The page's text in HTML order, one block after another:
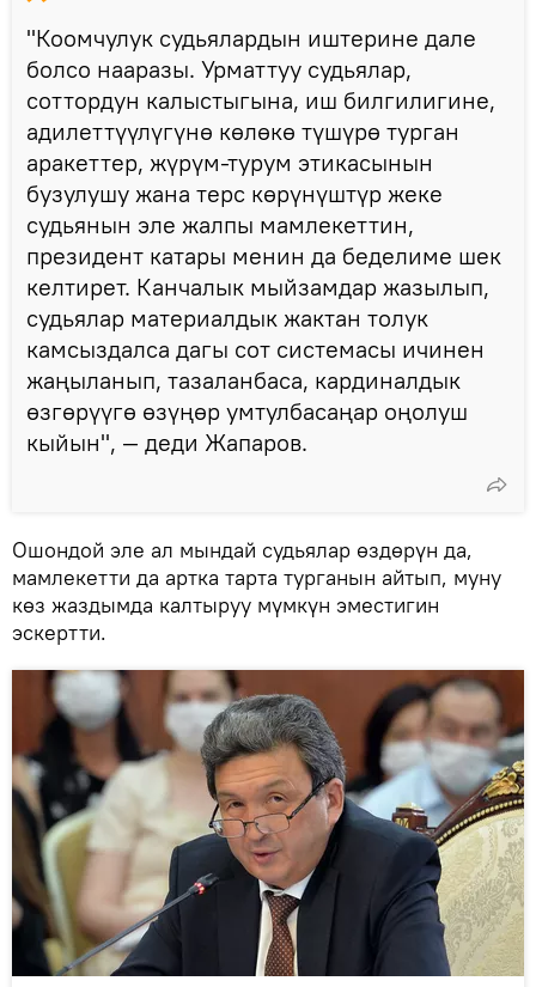
"Коомчулук судьялардын иштерине дале
болсо нааразы. Урматтуу судьялар,
соттордун калыстыгына, иш билгилигине,
адилеттүүлүгүнө көлөкө түшүрө турган
аракеттер, жүрүм-турум этикасынын
бузулушу жана терс көрүнүштүр жеке
судьянын эле жалпы мамлекеттин,
президент катары менин да беделиме шек
келтирет. Канчалык мыйзамдар жазылып,
судьялар материалдык жактан толук
камсыздалса дагы сот системасы ичинен
жаңыланып, тазаланбаса, кардиналдык
өзгөрүүгө өзүңөр умтулбасаңар оңолуш
кыйын", — деди Жапаров.
Ошондой эле ал мындай судьялар өздөрүн да,
мамлекетти да артка тарта турганын айтып, муну
көз жаздымда калтыруу мүмкүн эместигин
эскертти.